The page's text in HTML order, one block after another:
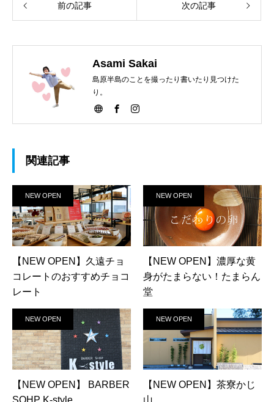
前の記事 次の記事
Asami Sakai
島原半島のことを撮ったり書いたり見つけた
り。
関連記事
NEW OPEN
【NEW OPEN】久遠チョ
コレートのおすすめチョコ
レート
NEW OPEN
【NEW OPEN】濃厚な黄
身がたまらない！たまらん
堂
NEW OPEN
【NEW OPEN】 BARBER
NEW OPEN
【NEW OPEN】茶寮かじ